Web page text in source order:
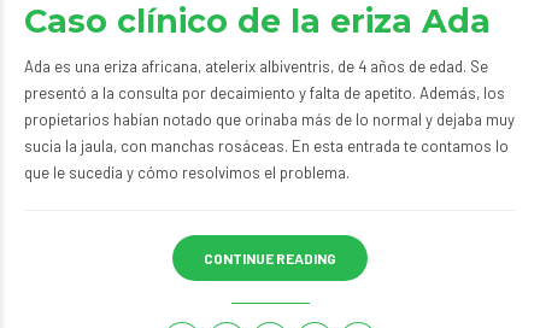
Caso clínico de la eriza Ada
Ada es una eriza africana, atelerix albiventris, de 4 años de edad. Se
presentó a la consulta por decaimiento y falta de apetito. Además, los
propietarios habían notado que orinaba más de lo normal y dejaba muy
sucia la jaula, con manchas rosáceas. En esta entrada te contamos lo
que le sucedía y cómo resolvimos el problema.
CONTINUE READING